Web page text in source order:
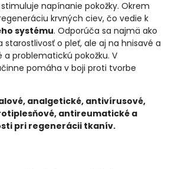
napínanie pokožky. Okrem
krvných ciev, čo vedie k
systému. Odporúča sa najmä ako
starostlivosť o pleť, ale aj na hnisavé a
a problematickú pokožku. V
pomáha v boji proti tvorbe
analgetické, antivírusové,
antireumatické a
pri regenerácii tkanív.